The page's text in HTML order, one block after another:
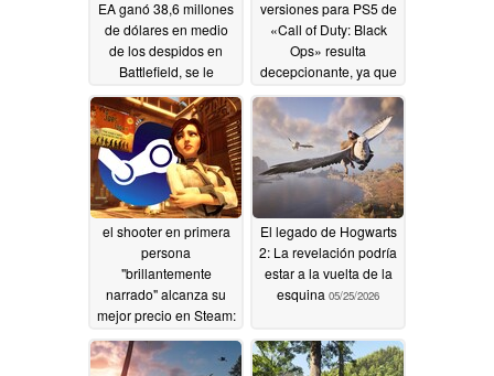
EA ganó 38,6 millones
de dólares en medio
de los despidos en
Battlefield, se le
de la empresa y podría
recibir 125 millones de
dólares en concepto
de indemnización por
cese.07/31/2026
versiones para PS5 de
«Call of Duty: Black
Ops» resulta
decepcionante, ya que
1080p/60 Hz07/11/2026
el shooter en primera
persona
"brillantemente
narrado" alcanza su
mejor precio en Steam:
de 3005/25/2026
El legado de Hogwarts
2: La revelación podría
estar a la vuelta de la
esquina 05/25/2026